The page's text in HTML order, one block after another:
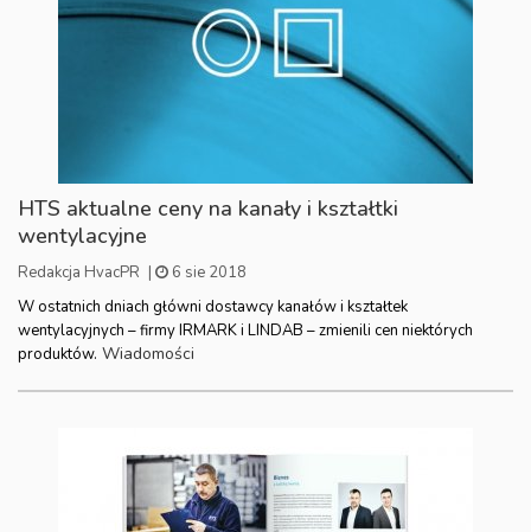
HTS aktualne ceny na kanały i kształtki
wentylacyjne
Redakcja HvacPR |
6 sie 2018
W ostatnich dniach główni dostawcy kanałów i kształtek
wentylacyjnych – firmy IRMARK i LINDAB – zmienili cen niektórych
produktów. Wiadomości